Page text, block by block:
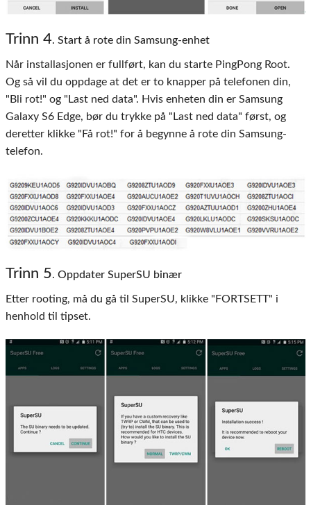
Trinn 4. Start å rote din Samsung-enhet
Når installasjonen er fullført, kan du starte PingPong Root.
Og så vil du oppdage at det er to knapper på telefonen din,
"Bli rot!" og "Last ned data". Hvis enheten din er Samsung
Galaxy S6 Edge, bør du trykke på "Last ned data" først, og
deretter klikke "Få rot!" for å begynne å rote din Samsung-
telefon.
Trinn 5. Oppdater SuperSU binær
Etter rooting, må du gå til SuperSU, klikke "FORTSETT" i
henhold til tipset.